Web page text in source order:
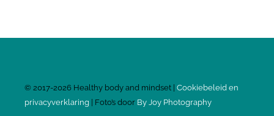
© 2017-2026 Healthy body and mindset | Cookiebeleid en
privacyverklaring | Foto’s door By Joy Photography